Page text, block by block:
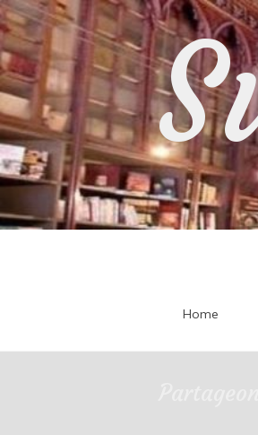
Skip
to
content
Home